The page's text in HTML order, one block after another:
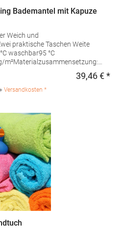
Bademantel mit Kapuze
waschbar95 °C
m²Materialzusammensetzung:
info@bqstextiles.com
39,46 € *
Versandkosten *